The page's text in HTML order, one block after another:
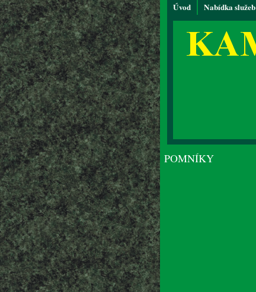
Úvod Nabídka služeb
POMNÍKY